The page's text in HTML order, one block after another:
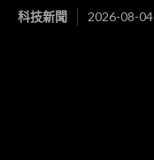
科技新聞 2026-08-04